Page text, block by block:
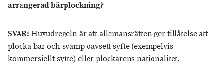
arrangerad bärplockning?
SVAR: Huvudregeln är att allemansrätten ger tillåtelse att
plocka bär och svamp oavsett syfte (exempelvis
kommersiellt syfte) eller plockarens nationalitet.